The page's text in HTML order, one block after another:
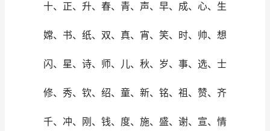
十、正、升、春、青、声、早、成、心、生
嫦、书、纸、双、真、宵、笑、时、帅、想
闪、星、诗、师、儿、秋、岁、事、选、士
修、秀、钦、绍、童、新、铭、祖、赞、齐
千、冲、刚、钱、度、施、盛、谢、宣、情